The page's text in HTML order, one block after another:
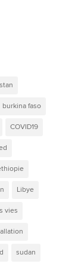
burkina faso
COVID19
Libye
vies
sudan